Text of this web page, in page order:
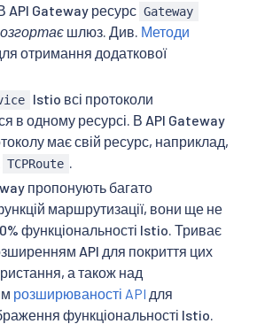
API Gateway ресурс Gateway
шлюз. Див. Методи
отримання додаткової
Istio всі протоколи
в одному ресурсі. В API Gateway
має свій ресурс, наприклад,
TCPRoute .
пропонують багато
маршрутизації, вони ще не
функціональності Istio. Триває
API для покриття цих
а також над
розширюваності API для
функціональності Istio.